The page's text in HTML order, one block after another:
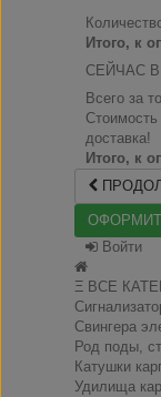
Итого, к
СЕЙЧАС
Всего за
доставка!
Итого, к
Войти
Ξ ВСЕ
Свингера
Род поды,
Катушки
Удилища